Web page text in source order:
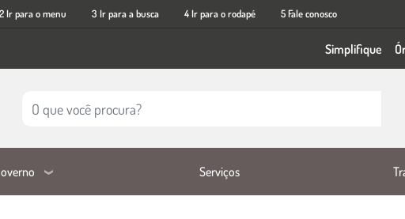
2 Ir para o menu 3 Ir para a busca 4 Ir para o rodapé 5 Fale conosco
Simplifique
Serviços